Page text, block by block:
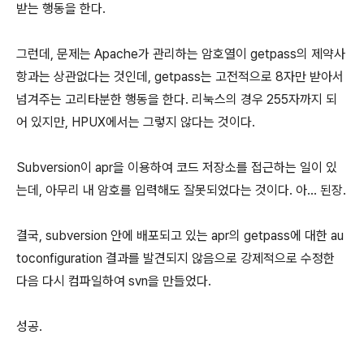
받는 행동을 한다.
그런데, 문제는 Apache가 관리하는 암호열이 getpass의 제약사
항과는 상관없다는 것인데, getpass는 고전적으로 8자만 받아서
넘겨주는 고리타분한 행동을 한다. 리눅스의 경우 255자까지 되
어 있지만, HPUX에서는 그렇지 않다는 것이다.
Subversion이 apr을 이용하여 코드 저장소를 접근하는 일이 있
는데, 아무리 내 암호를 입력해도 잘못되었다는 것이다. 아... 된장.
결국, subversion 안에 배포되고 있는 apr의 getpass에 대한 au
toconfiguration 결과를 발견되지 않음으로 강제적으로 수정한
다음 다시 컴파일하여 svn을 만들었다.
성공.